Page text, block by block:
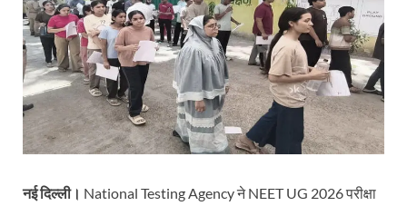
नई दिल्ली। National Testing Agencyने NEET UG 2026 परीक्षा